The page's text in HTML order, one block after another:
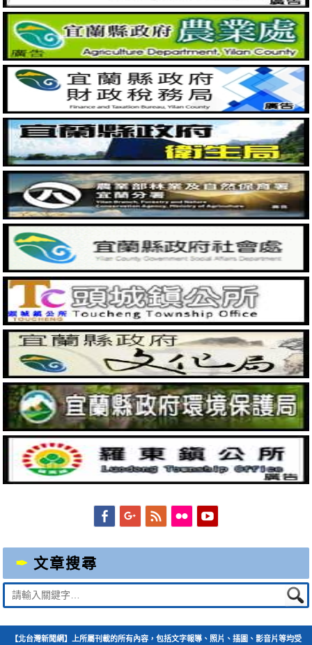
FacebookGoogleplus
Feed Flickr
文章搜尋
Suche
nach:
【北台灣新聞網】上所屬刊載的所有內容，包括文字報導、照片、插圖、影音片等均受